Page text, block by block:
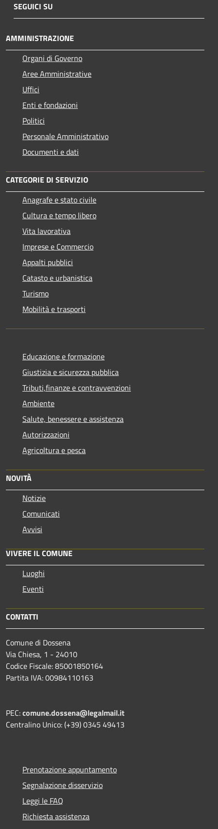
SEGUICI SU
AMMINISTRAZIONE
Organi di Governo
Aree Amministrative
Uffici
Enti e fondazioni
Politici
Personale Amministrativo
Documenti e dati
CATEGORIE DI SERVIZIO
Anagrafe e stato civile
Cultura e tempo libero
Vita lavorativa
Imprese e Commercio
Appalti pubblici
Catasto e urbanistica
Turismo
Mobilità e trasporti
Educazione e formazione
Giustizia e sicurezza pubblica
Tributi,finanze e contravvenzioni
Ambiente
Salute, benessere e assistenza
Autorizzazioni
Agricoltura e pesca
NOVITÀ
Notizie
Comunicati
Avvisi
VIVERE IL COMUNE
Luoghi
Eventi
CONTATTI
Comune di Dossena
Via Chiesa, 1 - 24010
Codice Fiscale: 85001850164
Partita IVA: 00984110163
PEC:comune.dossena@legalmail.it
Centralino Unico: (+39) 0345 49413
Prenotazione appuntamento
Segnalazione disservizio
Leggi le FAQ
Richiesta assistenza